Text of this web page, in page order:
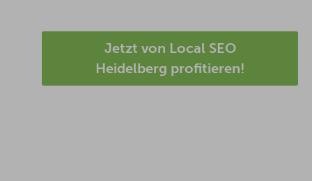
Jetzt von Local SEO
Heidelberg profitieren!